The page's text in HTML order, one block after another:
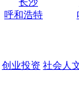
长沙
呼和浩特
创业投资 社会人